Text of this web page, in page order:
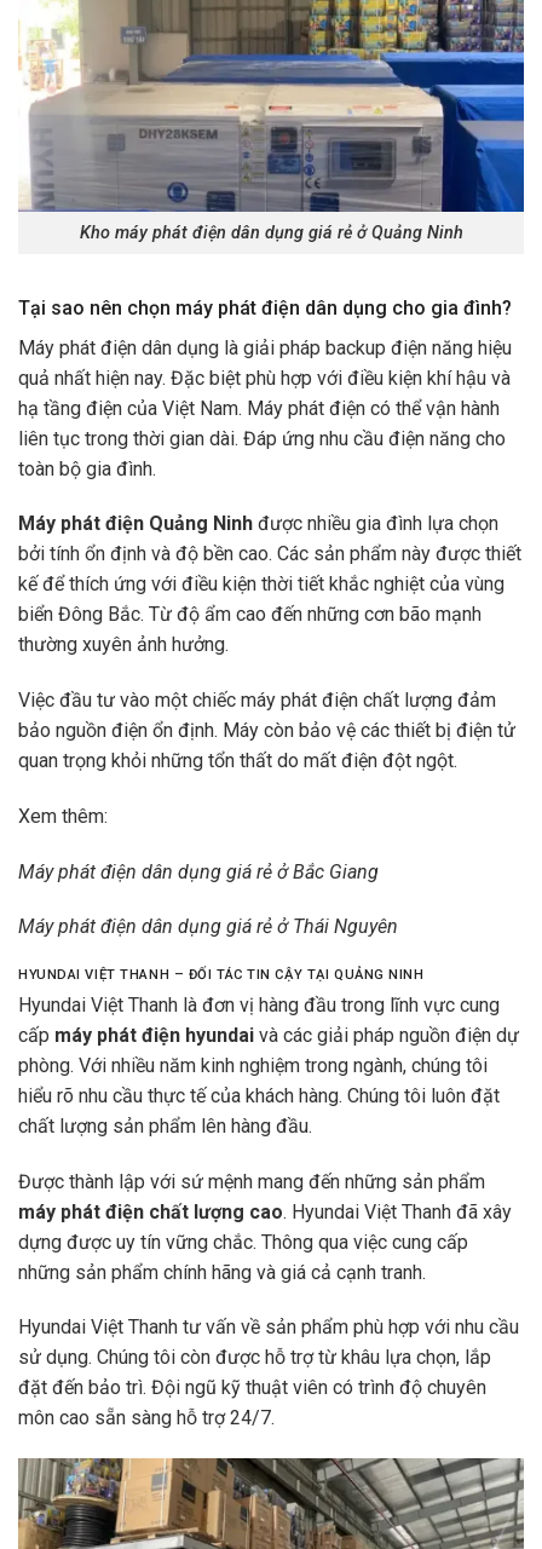
Kho máy phát điện dân dụng giá rẻ ở Quảng Ninh
Tại sao nên chọn máy phát điện dân dụng cho gia đình?
Máy phát điện dân dụng là giải pháp backup điện năng hiệu
quả nhất hiện nay. Đặc biệt phù hợp với điều kiện khí hậu và
hạ tầng điện của Việt Nam. Máy phát điện có thể vận hành
liên tục trong thời gian dài. Đáp ứng nhu cầu điện năng cho
toàn bộ gia đình.
Máy phát điện Quảng Ninh được nhiều gia đình lựa chọn
bởi tính ổn định và độ bền cao. Các sản phẩm này được thiết
kế để thích ứng với điều kiện thời tiết khắc nghiệt của vùng
biển Đông Bắc. Từ độ ẩm cao đến những cơn bão mạnh
thường xuyên ảnh hưởng.
Việc đầu tư vào một chiếc máy phát điện chất lượng đảm
bảo nguồn điện ổn định. Máy còn bảo vệ các thiết bị điện tử
quan trọng khỏi những tổn thất do mất điện đột ngột.
Xem thêm:
Máy phát điện dân dụng giá rẻ ở Bắc Giang
Máy phát điện dân dụng giá rẻ ở Thái Nguyên
HYUNDAI VIỆT THANH – ĐỐI TÁC TIN CẬY TẠI QUẢNG NINH
Hyundai Việt Thanh là đơn vị hàng đầu trong lĩnh vực cung
cấp máy phát điện hyundai và các giải pháp nguồn điện dự
phòng. Với nhiều năm kinh nghiệm trong ngành, chúng tôi
hiểu rõ nhu cầu thực tế của khách hàng. Chúng tôi luôn đặt
chất lượng sản phẩm lên hàng đầu.
Được thành lập với sứ mệnh mang đến những sản phẩm
máy phát điện chất lượng cao. Hyundai Việt Thanh đã xây
dựng được uy tín vững chắc. Thông qua việc cung cấp
những sản phẩm chính hãng và giá cả cạnh tranh.
Hyundai Việt Thanh tư vấn về sản phẩm phù hợp với nhu cầu
sử dụng. Chúng tôi còn được hỗ trợ từ khâu lựa chọn, lắp
đặt đến bảo trì. Đội ngũ kỹ thuật viên có trình độ chuyên
môn cao sẵn sàng hỗ trợ 24/7.